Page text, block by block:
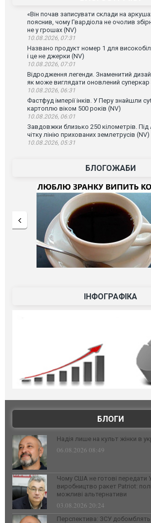
«Він почав записувати склади на
пояснив, чому Гвардіола не очолив
не у грошах (NV)
10.08.2026, 07:31
Названо продукт номер 1 для
і це не джерки (NV)
10.08.2026, 07:01
Відродження легенди. Знаменитий
як може виглядати оновлений суперкар
10.08.2026, 06:31
Фастфуд імперії інків. У Перу знайшли
картоплю віком 500 років (NV)
10.08.2026, 06:01
Завдовжки близько 250 кілометрів.
чітку лінію прихованих землетрусів (NV)
10.08.2026, 05:31
БЛОГОЖАБИ
ІНФОГРАФІКА
БЛОГИ
Надія лише на культ жінки в
06.08.2026 08:49
Чому США не готові передати
виробництво ракет Patriot:
можливі альтернативи
03.08.2026 20:24
Перспектива: ЗСУ добомблять